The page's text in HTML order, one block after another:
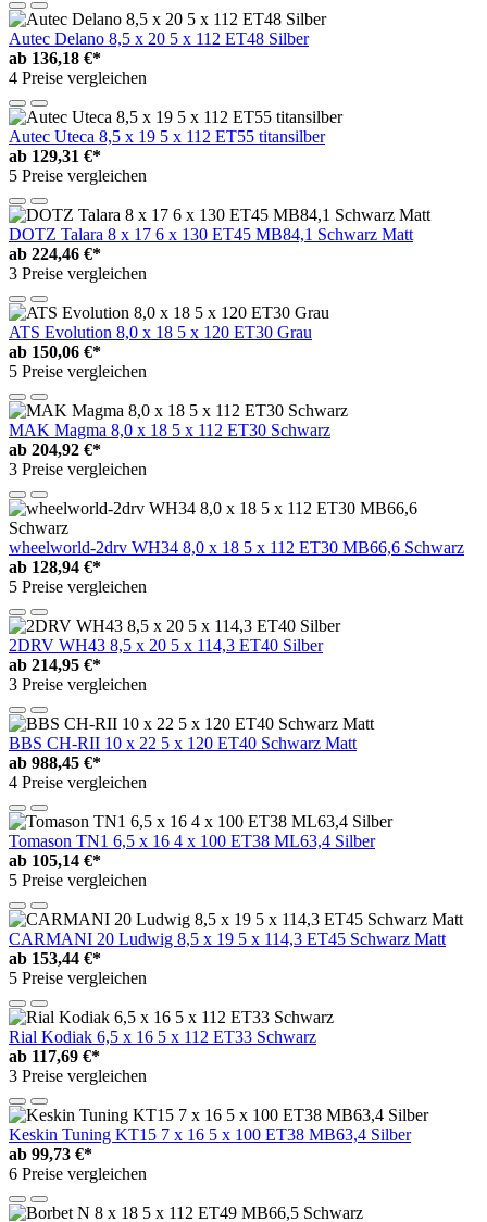
Autec Delano 8,5 x 20 5 x 112 ET48 Silber
ab 136,18 €*
4 Preise vergleichen
Autec Uteca 8,5 x 19 5 x 112 ET55 titansilber
ab 129,31 €*
5 Preise vergleichen
DOTZ Talara 8 x 17 6 x 130 ET45 MB84,1 Schwarz Matt
ab 224,46 €*
3 Preise vergleichen
ATS Evolution 8,0 x 18 5 x 120 ET30 Grau
ab 150,06 €*
5 Preise vergleichen
MAK Magma 8,0 x 18 5 x 112 ET30 Schwarz
ab 204,92 €*
3 Preise vergleichen
wheelworld-2drv WH34 8,0 x 18 5 x 112 ET30 MB66,6 Schwarz
ab 128,94 €*
5 Preise vergleichen
2DRV WH43 8,5 x 20 5 x 114,3 ET40 Silber
ab 214,95 €*
3 Preise vergleichen
BBS CH-RII 10 x 22 5 x 120 ET40 Schwarz Matt
ab 988,45 €*
4 Preise vergleichen
Tomason TN1 6,5 x 16 4 x 100 ET38 ML63,4 Silber
ab 105,14 €*
5 Preise vergleichen
CARMANI 20 Ludwig 8,5 x 19 5 x 114,3 ET45 Schwarz Matt
ab 153,44 €*
5 Preise vergleichen
Rial Kodiak 6,5 x 16 5 x 112 ET33 Schwarz
ab 117,69 €*
3 Preise vergleichen
Keskin Tuning KT15 7 x 16 5 x 100 ET38 MB63,4 Silber
ab 99,73 €*
6 Preise vergleichen